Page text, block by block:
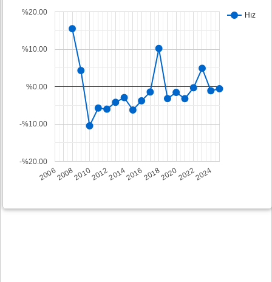
Hız
2006200820102012201420162018202020222024
-%20.00
-%10.00
%0.00
%10.00
%20.00